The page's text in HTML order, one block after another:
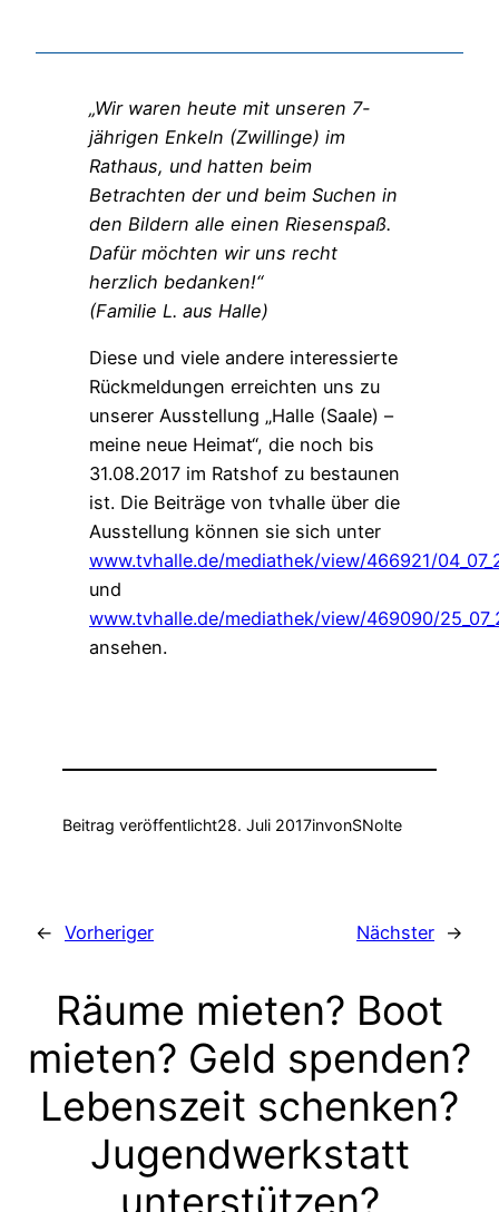
„Wir waren heute mit unseren 7-
jährigen Enkeln (Zwillinge) im
Rathaus, und hatten beim
Betrachten der und beim Suchen in
den Bildern alle einen Riesenspaß.
Dafür möchten wir uns recht
herzlich bedanken!“
(Familie L. aus Halle)
Diese und viele andere interessierte
Rückmeldungen erreichten uns zu
unserer Ausstellung „Halle (Saale) –
meine neue Heimat“, die noch bis
31.08.2017 im Ratshof zu bestaunen
ist. Die Beiträge von tvhalle über die
Ausstellung können sie sich unter
www.tvhalle.de/mediathek/view/466921/
und
www.tvhalle.de/mediathek/view/469090/
ansehen.
Beitrag veröffentlicht28. Juli 2017invonSNolte
← Vorheriger Nächster →
Räume mieten? Boot
mieten? Geld spenden?
Lebenszeit schenken?
Jugendwerkstatt